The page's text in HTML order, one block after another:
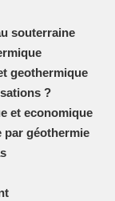
souterraine
geothermique
?
et economique
par géothermie